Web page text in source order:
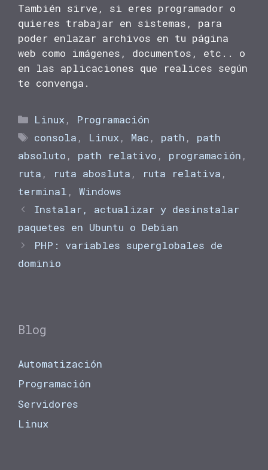
También sirve, si eres programador o
quieres trabajar en sistemas, para
poder enlazar archivos en tu página
web como imágenes, documentos, etc.. o
en las aplicaciones que realices según
te convenga.
Categorías
Linux , Programación
Etiquetas
consola , Linux , Mac , path , path
absoluto , path relativo , programación ,
ruta , ruta abosluta , ruta relativa ,
terminal , Windows
Instalar, actualizar y desinstalar
paquetes en Ubuntu o Debian
PHP: variables superglobales de
dominio
Blog
Automatización
Programación
Servidores
Linux